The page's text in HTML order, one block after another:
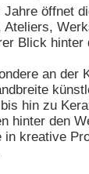
Jahre öffnet
Ateliers,
Blick
an der
hin zu
hinter den
in kreative